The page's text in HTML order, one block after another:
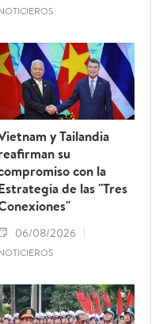
y Tailandia
su
con la
de las "Tres
06/08/2026